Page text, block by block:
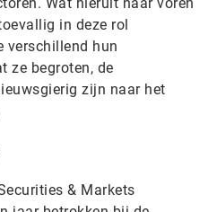
in deze rol
verschillend hun
ze begroten, de
zijn naar het
& Markets